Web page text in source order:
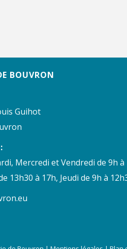
BOUVRON
Guihot
Mercredi et Vendredi de 9h à
13h30 à 17h, Jeudi de 9h à